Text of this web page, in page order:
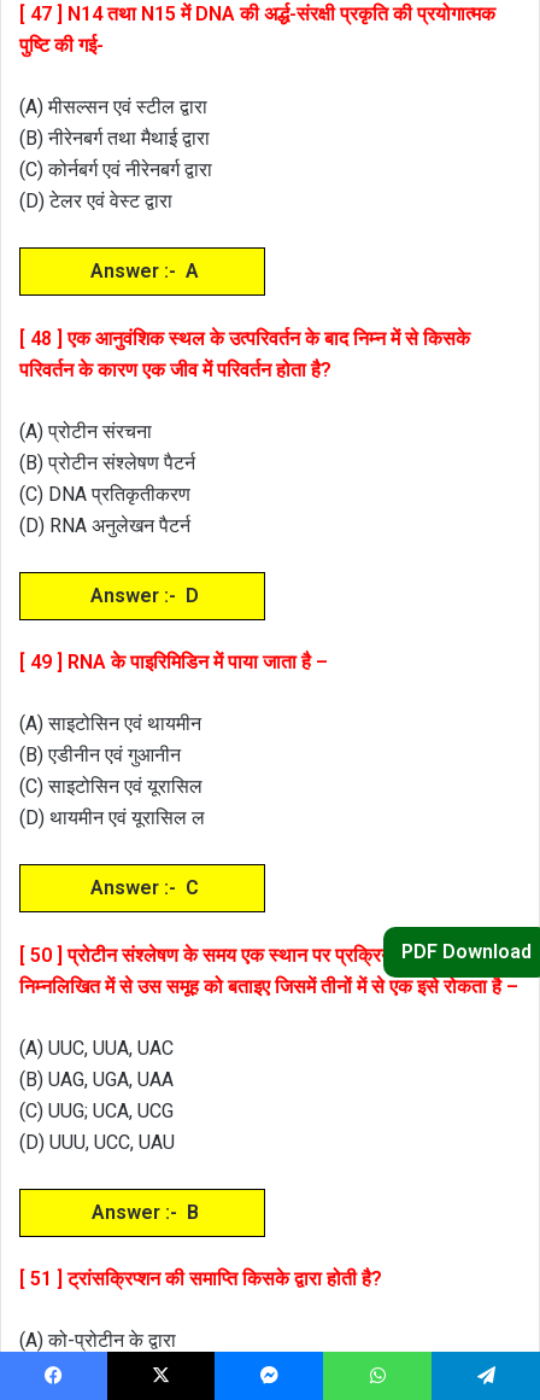
[ 47 ] N14 तथा N15 में DNA की अर्द्ध-संरक्षी प्रकृति की प्रयोगात्मक
पुष्टि की गई-
(A) मीसल्सन एवं स्टील द्वारा
(B) नीरेनबर्ग तथा मैथाई द्वारा
(C) कोर्नबर्ग एवं नीरेनबर्ग द्वारा
(D) टेलर एवं वेस्ट द्वारा
Answer :- A
[ 48 ] एक आनुवंशिक स्थल के उत्परिवर्तन के बाद निम्न में से किसके
परिवर्तन के कारण एक जीव में परिवर्तन होता है?
(A) प्रोटीन संरचना
(B) प्रोटीन संश्लेषण पैटर्न
(C) DNA प्रतिकृतीकरण
(D) RNA अनुलेखन पैटर्न
Answer :- D
[ 49 ] RNA के पाइरिमिडिन में पाया जाता है –
(A) साइटोसिन एवं थायमीन
(B) एडीनीन एवं गुआनीन
(C) साइटोसिन एवं यूरासिल
(D) थायमीन एवं यूरासिल ल
Answer :- C
[ 50 ] प्रोटीन संश्लेषण के समय एक स्थान पर प्रक्रिया रूक जाती है।
निम्नलिखित में से उस समूह को बताइए जिसमें तीनों में से एक इसे रोकता है –
(A) UUC, UUA, UAC
(B) UAG, UGA, UAA
(C) UUG; UCA, UCG
(D) UUU, UCC, UAU
Answer :- B
[ 51 ] ट्रांसक्रिप्शन की समाप्ति किसके द्वारा होती है?
(A) को-प्रोटीन के द्वारा
(B) सिग्मा फैक्टर के द्वारा
PDF Download